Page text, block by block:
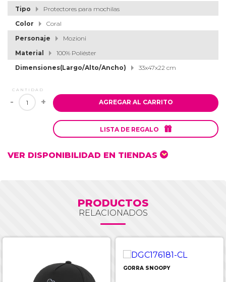
Tipo
Protectores para mochilas
Color
Coral
Personaje
Mozioni
Material
100% Poliéster
Dimensiones(Largo/Alto/Ancho)
33x47x22 cm
CANTIDAD
- + AGREGAR AL CARRITO
LISTA DE REGALO 
VER DISPONIBILIDAD EN TIENDAS
PRODUCTOS
RELACIONADOS
GORRA SNOOPY